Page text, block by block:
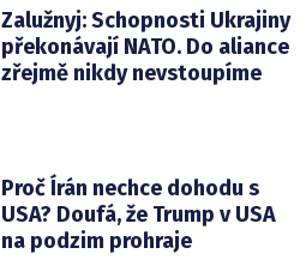
Zalužnyj: Schopnosti Ukrajiny
překonávají NATO. Do aliance
zřejmě nikdy nevstoupíme
Proč Írán nechce dohodu s
USA? Doufá, že Trump v USA
na podzim prohraje